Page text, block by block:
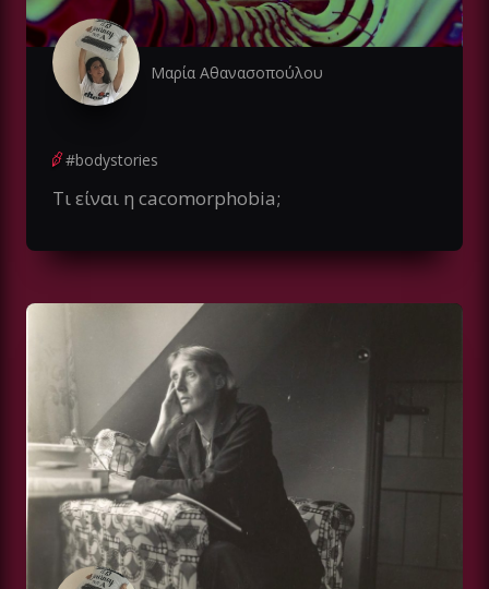
Μαρία Αθανασοπούλου
#bodystories
Τι είναι η cacomorphobia;